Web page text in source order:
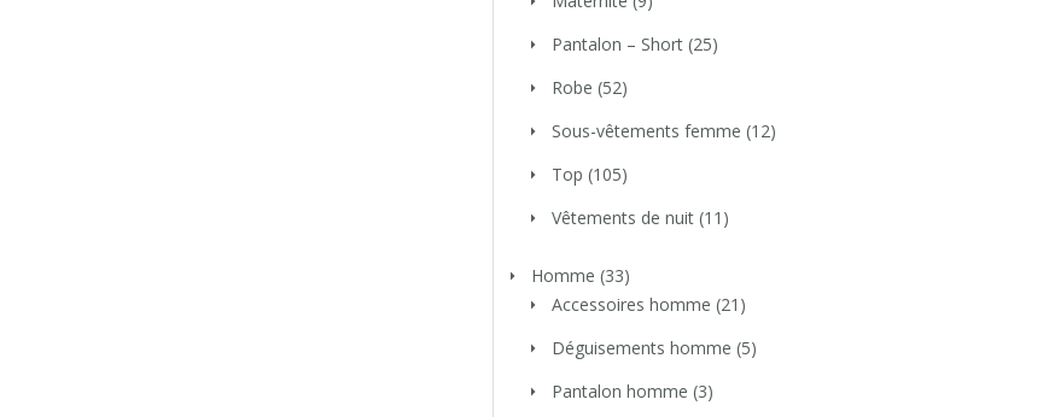
Pantalon – Short (25)
Robe (52)
Sous-vêtements femme (12)
Top (105)
Vêtements de nuit (11)
Homme (33)
Accessoires homme (21)
Déguisements homme (5)
Pantalon homme (3)